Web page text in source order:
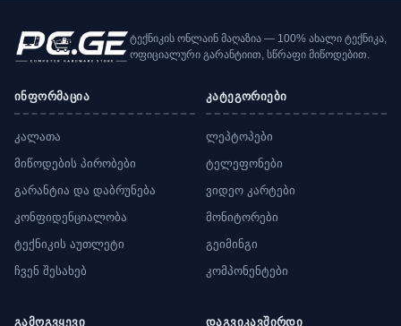
ტექნიკის ონლაინ მაღაზია — 100% ახალი ტექნიკა,
ოფიციალური გარანტიით, სწრაფი მიწოდებით.
ინფორმაცია
კალათა
მიწოდების პირობები
გარანტია და დაბრუნება
კონფიდენციალობა
ტექნიკის აუთლეტი
ჩვენ შესახებ
კატეგორიები
ლეპტოპები
ტელეფონები
ვიდეო კარტები
მონიტორები
გეიმინგი
კომპონენტები
გამოგვყევი დაგვიკავშირდი